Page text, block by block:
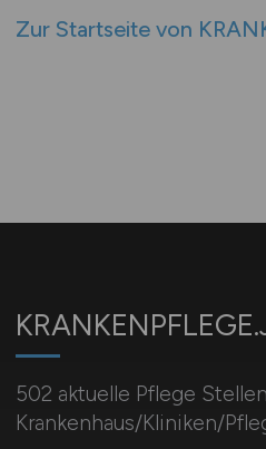
Zur Startseite von
502 aktuelle Pflege
Krankenhaus/Kliniken/